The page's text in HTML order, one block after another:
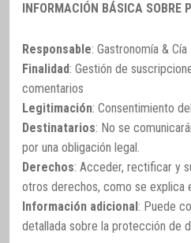
INFORMACIÓN BÁSICA SOBRE
Responsable: Gastronomía & Cía
Finalidad: Gestión de
comentarios
Legitimación: Consentimiento
Destinatarios: No se
por una obligación legal.
Derechos: Acceder, rectificar y
otros derechos, como se explica
Información adicional : Puede
detallada sobre la protección de